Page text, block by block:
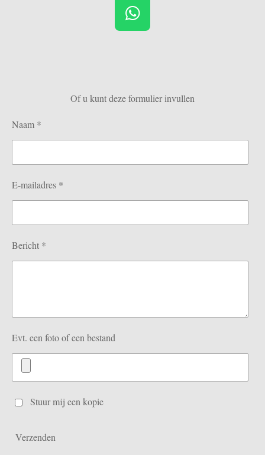
W
h
A
p
Of u kunt deze formulier invullen
Naam *
E-mailadres *
Bericht *
Evt. een foto of een bestand
Stuur mij een kopie
Verzenden